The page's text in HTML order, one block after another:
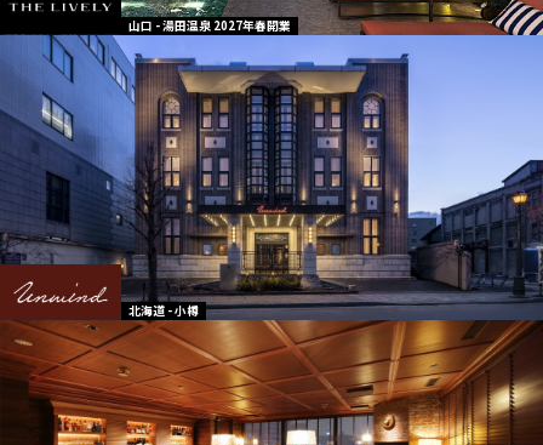
山口 - 湯田温泉 2027年春開業
北海道 - 小樽